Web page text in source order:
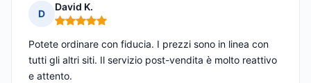
D
David K.
Nota: 5 su 5
Potete ordinare con fiducia. I prezzi sono in linea con
tutti gli altri siti. Il servizio post-vendita è molto reattivo
e attento.